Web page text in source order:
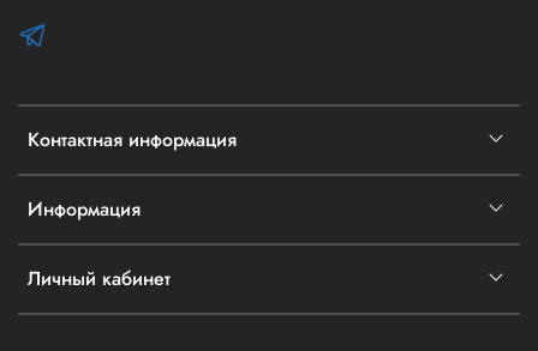
Контактная информация
Информация
Личный кабинет